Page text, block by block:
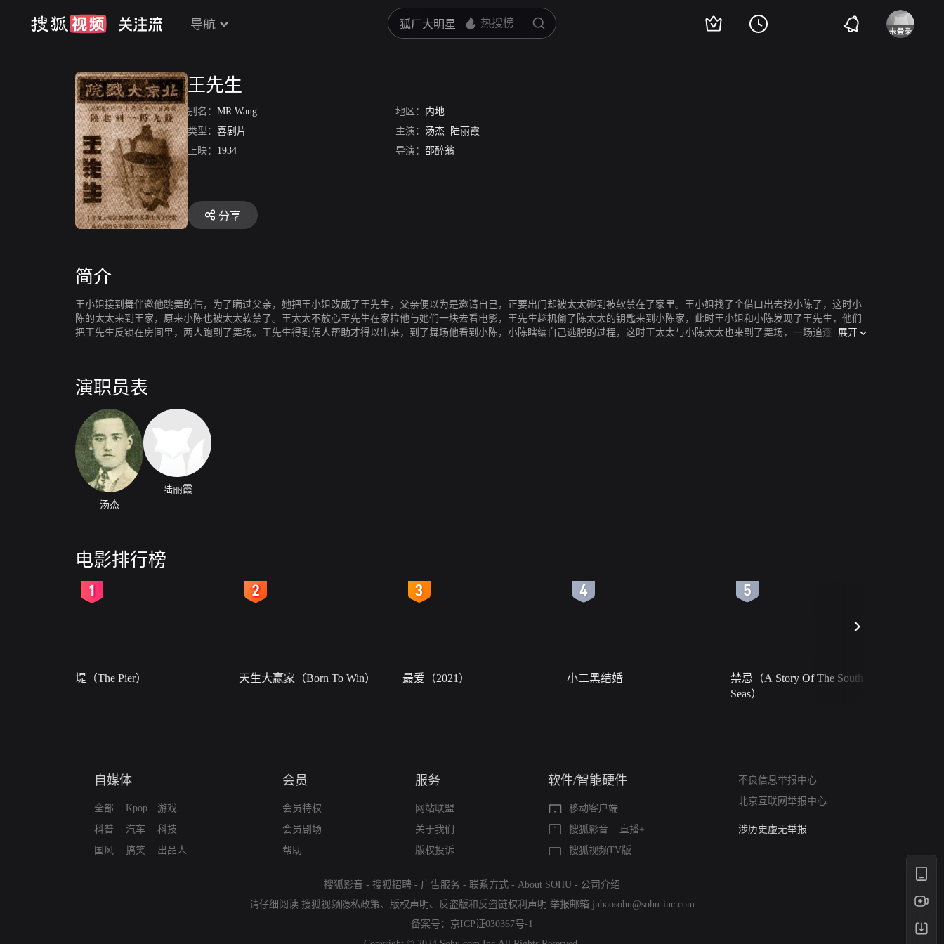
导航
王先生
别名： MR.Wang 地区： 内地
类型： 喜剧片 主演： 汤杰
陆丽霞
上映： 1934 导演： 邵醉翁
分享
简介
王小姐接到舞伴邀他跳舞的信，为了瞒过父亲，她把王小姐改成了王先生，父亲便以为是邀请自己，正要出门却被太太碰到被软禁在了家里。王小姐找了个借口出去找小陈了，这时小
陈的太太来到王家，原来小陈也被太太软禁了。王太太不放心王先生在家拉他与她们一块去看电影，王先生趁机偷了陈太太的钥匙来到小陈家，此时王小姐和小陈发现了王先生，他们
把王先生反锁在房间里，两人跑到了舞场。王先生得到佣人帮助才得以出来，到了舞场他看到小陈，小陈瞎编自己逃脱的过程，这时王太太与小陈太太也来到了舞场，一场追逐在所难
展开
演职员表
汤杰
陆丽霞
电影排行榜
堤（The Pier） 天生大赢家（Born To Win） 最爱（2021） 小二黑结婚
禁忌（A Story Of The South
Seas）
自媒体
全部
科普
国风
Kpop
汽车
搞笑
游戏
科技
出品人
会员
会员特权
会员剧场
帮助
服务
网站联盟
关于我们
版权投诉
软件/智能硬件
移动客户端
搜狐影音
直播+
搜狐视频TV版
不良信息举报中心
北京互联网举报中心
亚运会举报专区
涉历史虚无举报
搜狐影音 - 搜狐招聘 - 广告服务 - 联系方式 - About SOHU - 公司介绍
请仔细阅读 搜狐视频隐私政策、 版权声明 、 反盗版和反盗链权利声明 举报邮箱 jubaosohu@sohu-inc.com
备案号： 京ICP证030367号-1